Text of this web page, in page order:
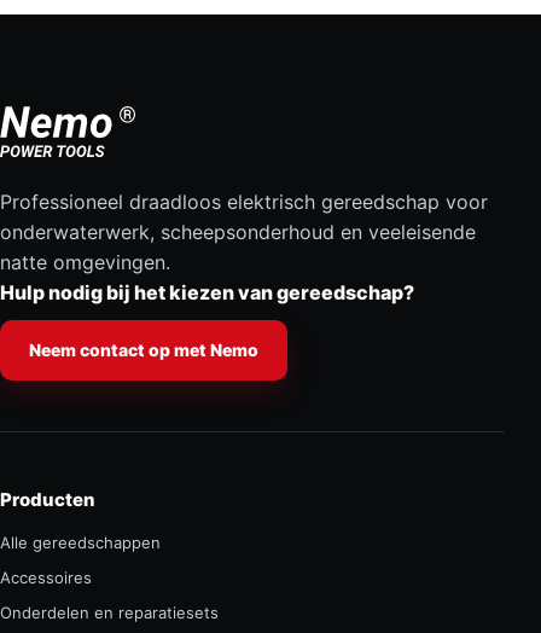
Professioneel draadloos elektrisch gereedschap voor
onderwaterwerk, scheepsonderhoud en veeleisende
natte omgevingen.
Hulp nodig bij het kiezen van gereedschap?
Neem contact op met Nemo
Producten
Alle gereedschappen
Accessoires
Onderdelen en reparatiesets